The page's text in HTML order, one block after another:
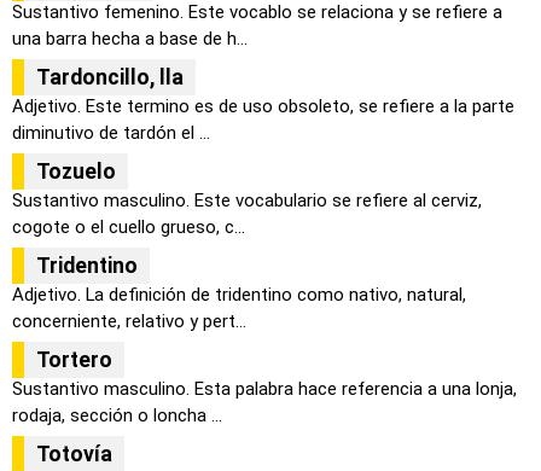
Sustantivo femenino. Este vocablo se relaciona y se refiere a
una barra hecha a base de h...
Tardoncillo, lla
Adjetivo. Este termino es de uso obsoleto, se refiere a la parte
diminutivo de tardón el ...
Tozuelo
Sustantivo masculino. Este vocabulario se refiere al cerviz,
cogote o el cuello grueso, c...
Tridentino
Adjetivo. La definición de tridentino como nativo, natural,
concerniente, relativo y pert...
Tortero
Sustantivo masculino. Esta palabra hace referencia a una lonja,
rodaja, sección o loncha ...
Totovía